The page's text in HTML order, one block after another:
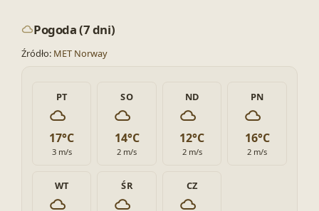
Pogoda (7 dni)
Źródło: MET Norway
PT
17°C
3 m/s
SO
14°C
2 m/s
ND
12°C
2 m/s
PN
16°C
2 m/s
WT ŚR CZ